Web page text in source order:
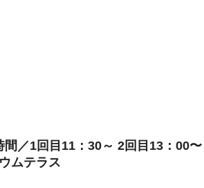
／1回目11：30～ 2回目13：00〜
ムテラス